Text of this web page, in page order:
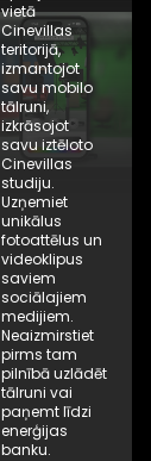
vietā
Cinevillas
teritorijā,
izmantojot
savu mobilo
tālruni,
izkrāsojot
savu iztēloto
Cinevillas
studiju.
Uzņemiet
unikālus
fotoattēlus un
videoklipus
saviem
sociālajiem
medijiem.
Neaizmirstiet
pirms tam
pilnībā uzlādēt
tālruni vai
paņemt līdzi
enerģijas
banku.